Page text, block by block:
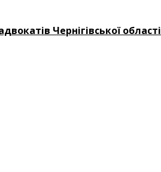
Чернігівської області